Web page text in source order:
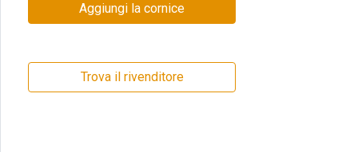
Aggiungi la cornice
Trova il rivenditore